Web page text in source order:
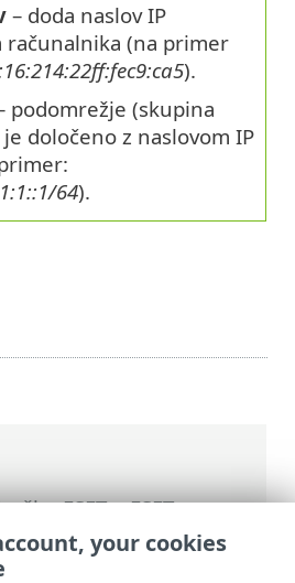
ESET>ESET
>Napredne nastavitve
omrežnega dostopa
– doda naslov IP
računalnika (na primer
).
podomrežje (skupina
določeno z naslovom IP
64).
your cookies